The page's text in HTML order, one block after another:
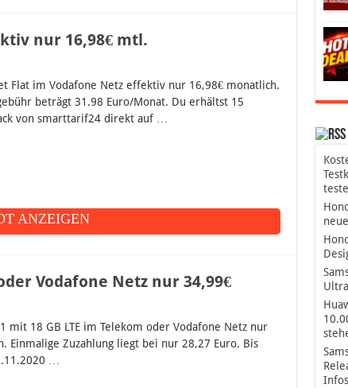
nur 16,98€ mtl.
Flat im Vodafone Netz effektiv nur 16,98€ monatlich.
beträgt 31.98 Euro/Monat. Du erhältst 15
von smarttarif24 direkt auf …
ANZEIGEN
Vodafone Netz nur 34,99€
mit 18 GB LTE im Telekom oder Vodafone Netz nur
Einmalige Zuzahlung liegt bei nur 28,27 Euro. Bis
…
Infos